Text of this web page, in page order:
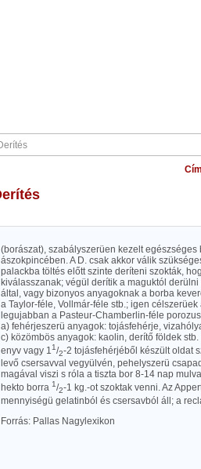
Derítés
(borászat), szabályszerüen kezelt
ászokpincében. A D. csak akkor válik
palackba töltés előtt szinte deríteni szokták,
kiválasszanak; végül derítik a maguktól
által, vagy bizonyos anyagoknak a borba
a Taylor-féle, Vollmár-féle stb.; igen
legujabban a Pasteur-Chamberlin-féle
a) fehérjeszerü anyagok: tojásfehérje,
c) közömbös anyagok: kaolin, derítő földek
enyv vagy 11/2-2 tojásfehérjéből készült oldat
levő csersavval vegyülvén, pehelyszerü
magával viszi s róla a tiszta bor 8-14 nap
hekto borra 1/2-1 kg.-ot szoktak venni. Az
mennyiségü gelatinból és csersavból áll; a
Forrás: Pallas Nagylexikon